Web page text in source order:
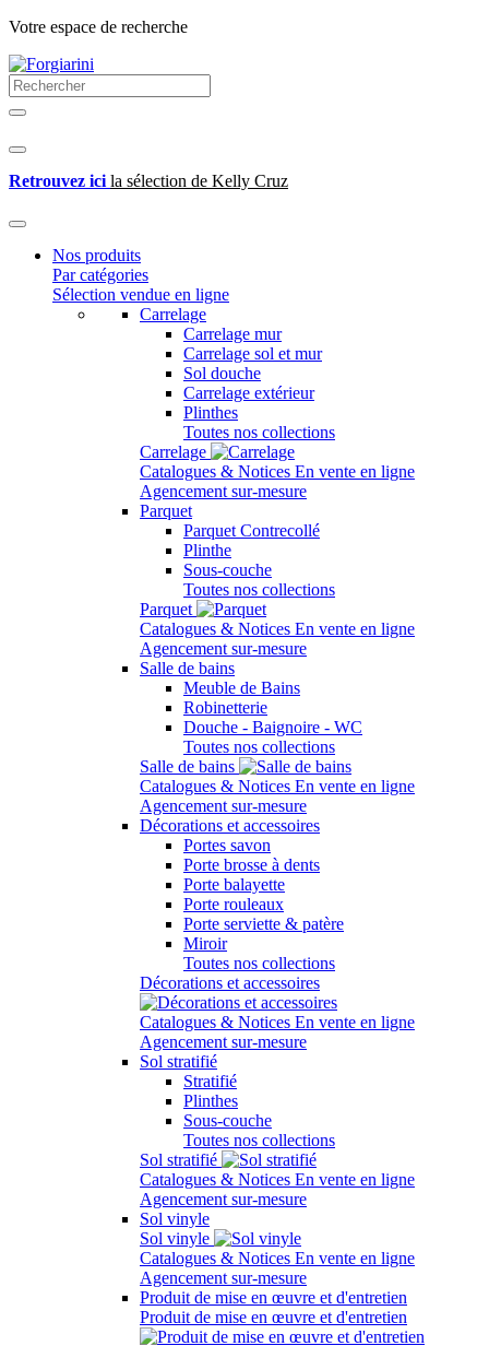
Votre espace de recherche
Retrouvez ici la sélection de Kelly Cruz
Nos produits
Par catégories
Sélection vendue en ligne
Carrelage
Carrelage mur
Carrelage sol et mur
Sol douche
Carrelage extérieur
Plinthes
Toutes nos collections
Carrelage
Catalogues & Notices En vente en ligne
Agencement sur-mesure
Parquet
Parquet Contrecollé
Plinthe
Sous-couche
Toutes nos collections
Parquet
Catalogues & Notices En vente en ligne
Agencement sur-mesure
Salle de bains
Meuble de Bains
Robinetterie
Douche - Baignoire - WC
Toutes nos collections
Salle de bains
Catalogues & Notices En vente en ligne
Agencement sur-mesure
Décorations et accessoires
Portes savon
Porte brosse à dents
Porte balayette
Porte rouleaux
Porte serviette & patère
Miroir
Toutes nos collections
Décorations et accessoires
Catalogues & Notices En vente en ligne
Agencement sur-mesure
Sol stratifié
Stratifié
Plinthes
Sous-couche
Toutes nos collections
Sol stratifié
Catalogues & Notices En vente en ligne
Agencement sur-mesure
Sol vinyle
Sol vinyle
Catalogues & Notices En vente en ligne
Agencement sur-mesure
Produit de mise en œuvre et d'entretien
Produit de mise en œuvre et d'entretien